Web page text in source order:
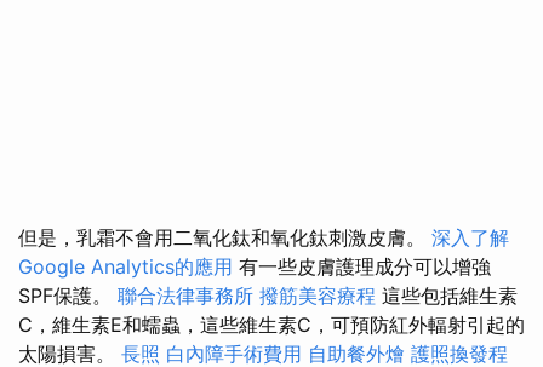
但是，乳霜不會用二氧化鈦和氧化鈦刺激皮膚。 深入了解
Google Analytics的應用 有一些皮膚護理成分可以增強
SPF保護。 聯合法律事務所 撥筋美容療程 這些包括維生素
C，維生素E和蠕蟲，這些維生素C，可預防紅外輻射引起的
太陽損害。 長照 白內障手術費用 自助餐外燴 護照換發程